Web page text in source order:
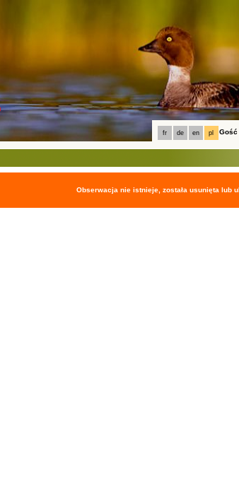
fr de en pl Gość
Obserwacja nie istnieje, została usunięta lub